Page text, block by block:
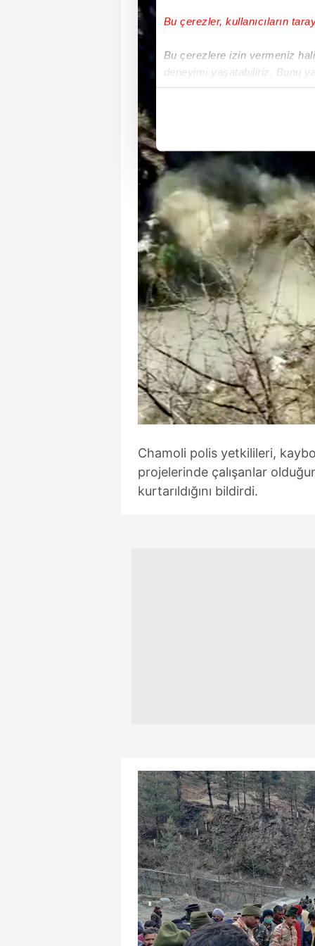
Bu çerezler, kullanıcıların
Bu çerezlere izin vermeniz
deneyimi yaşatabiliriz. Bunu
içerikleri sunabilmek adına
Sizlere daha iyi bir hizmet
çerezler vasıtasıyla çeşitli
amacıyla kullanılmaktadır.
reklam/pazarlama faaliyetlerinin
Çerezlere ilişkin tercihlerinizi
butonuna tıklayabilir,
Çerez
6698 sayılı Kişisel Verilerin
mevzuata uygun olarak
Chamoli polis yetkilileri,
projelerinde çalışanlar
kurtarıldığını bildirdi.